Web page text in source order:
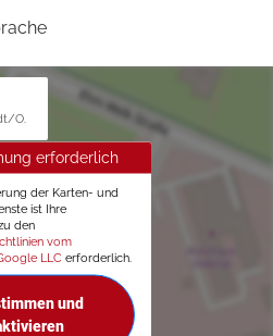
O.
erforderlich
der Karten- und
ist Ihre
den
vom
LLC erforderlich.
und